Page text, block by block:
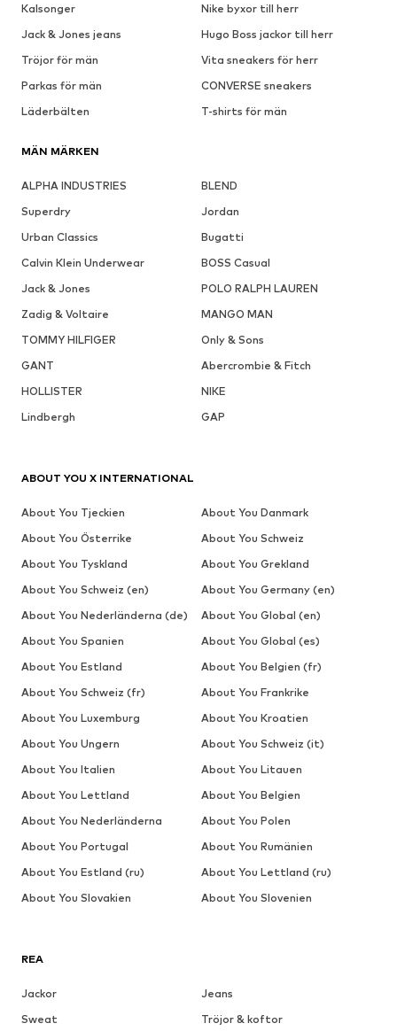
Kalsonger
Nike byxor till herr
Jack & Jones jeans
Hugo Boss jackor till herr
Tröjor för män
Vita sneakers för herr
Parkas för män
CONVERSE sneakers
Läderbälten
T-shirts för män
MÄN MÄRKEN
ALPHA INDUSTRIES
BLEND
Superdry
Jordan
Urban Classics
Bugatti
Calvin Klein Underwear
BOSS Casual
Jack & Jones
POLO RALPH LAUREN
Zadig & Voltaire
MANGO MAN
TOMMY HILFIGER
Only & Sons
GANT
Abercrombie & Fitch
HOLLISTER
NIKE
Lindbergh
GAP
REA
Jackor
Jeans
Sweat
Tröjor & koftor
ABOUT YOU X INTERNATIONAL
About You Tjeckien
About You Danmark
About You Österrike
About You Schweiz
About You Tyskland
About You Grekland
About You Schweiz (en)
About You Germany (en)
About You Nederländerna (de)
About You Global (en)
About You Spanien
About You Global (es)
About You Estland
About You Belgien (fr)
About You Schweiz (fr)
About You Frankrike
About You Luxemburg
About You Kroatien
About You Ungern
About You Schweiz (it)
About You Italien
About You Litauen
About You Lettland
About You Belgien
About You Nederländerna
About You Polen
About You Portugal
About You Rumänien
About You Estland (ru)
About You Lettland (ru)
About You Slovakien
About You Slovenien